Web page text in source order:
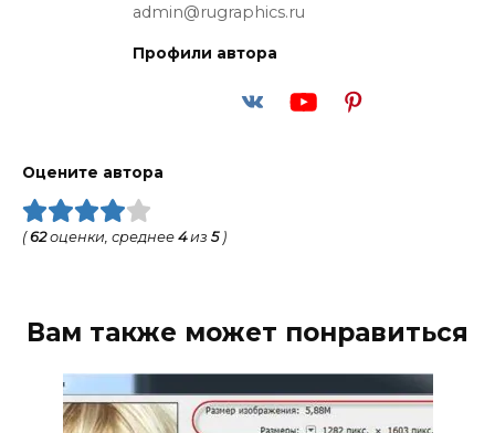
admin@rugraphics.ru
Профили автора
Оцените автора
(62оценки, среднее 4из 5)
Вам также может понравиться